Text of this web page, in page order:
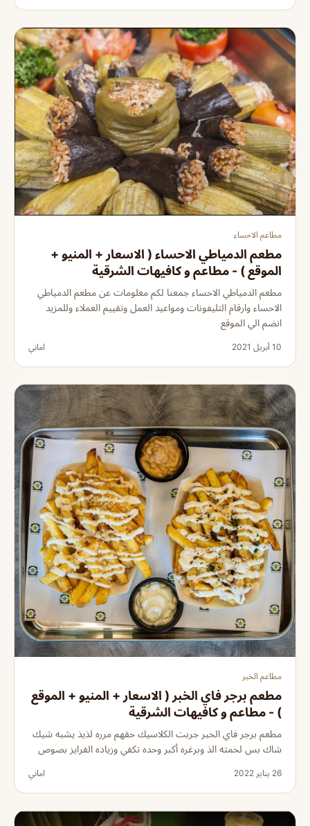
مطاعم الاحساء
مطعم الدمياطي الاحساء ( الاسعار + المنيو +
الموقع ) - مطاعم و كافيهات الشرقية
مطعم الدمياطي الاحساء جمعنا لكم معلومات عن مطعم الدمياطي
الاحساء وارقام التليفونات ومواعيد العمل وتقييم العملاء وللمزيد
انضم الي الموقع
10 أبريل 2021 اماني
مطاعم الخبر
مطعم برجر فاي الخبر ( الاسعار + المنيو + الموقع
) - مطاعم و كافيهات الشرقية
مطعم برجر فاي الخبر جربت الكلاسيك حقهم مرره لذيذ يشبه شيك
شاك بس لحمته الذ وبرغره أكبر وحده تكفي وزياده الفرايز بصوص
26 يناير 2022 اماني